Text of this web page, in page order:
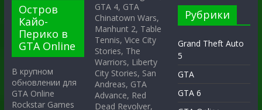
Остров
Кайо-
Перико в
GTA Online
В крупном
обновлении для
GTA Online
Rockstar Games
GTA 4, GTA
Chinatown Wars,
Manhunt 2, Table
Tennis, Vice City
Stories, The
Warriors, Liberty
City Stories, San
Andreas, GTA
Advance, Red
Dead Revolver,
Рубрики
Grand Theft Auto
5
GTA
GTA 6